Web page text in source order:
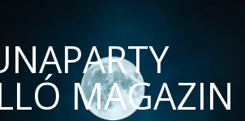
MAGAZIN